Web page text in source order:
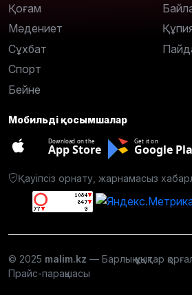
Қоғам
Мәдениет
Сұхбат
Спорт
Бейне
Мобильді қосымшалар
Download on the
App Store
Get it on
Google
Қауіпсіз орнату, жарнамасыз
© 2025 malim.kz — Барлық құқықтар
Прайс-парақшасы